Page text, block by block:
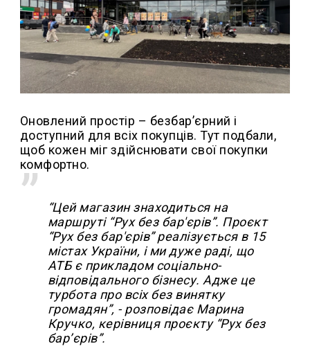
Оновлений простір – безбар’єрний і
доступний для всіх покупців. Тут подбали,
щоб кожен міг здійснювати свої покупки
комфортно.
“Цей магазин знаходиться на
маршруті “Рух без бар'єрів”. Проєкт
“Рух без бар'єрів” реалізується в 15
містах України, і ми дуже раді, що
АТБ є прикладом соціально-
відповідального бізнесу. Адже це
турбота про всіх без винятку
громадян”, - розповідає Марина
Кручко, керівниця проєкту “Рух без
бар’єрів”.